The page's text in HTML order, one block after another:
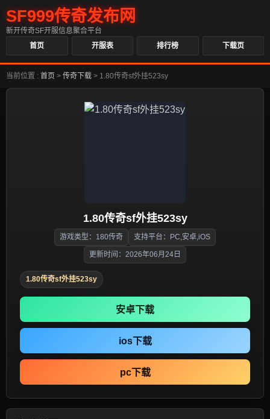
SF999传奇发布网
新开传奇SF开服信息聚合平台
首页
开服表 排行榜 下载页
当前位置 : 首页 > 传奇下载 > 1.80传奇sf外挂523sy
1.80传奇sf外挂523sy
游戏类型：180传奇 支持平台：PC,安卓,iOS
更新时间：2026年06月24日
1.80传奇sf外挂523sy
安卓下载
ios下载
pc下载